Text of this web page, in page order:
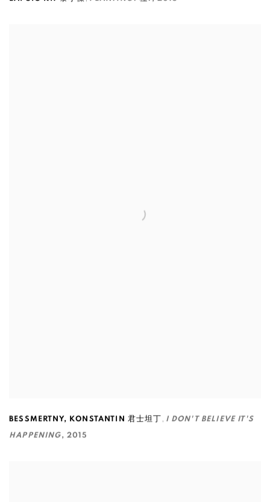
BESSMERTNY, KONSTANTIN 君士坦丁 , I DON'T BELIEVE IT'S
HAPPENING, 2015